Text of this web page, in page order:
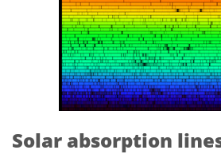
Solar absorption